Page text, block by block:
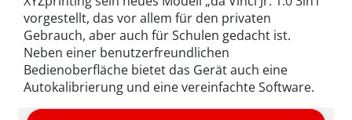
vorgestellt, das vor allem für den privaten
Gebrauch, aber auch für Schulen gedacht ist.
Neben einer benutzerfreundlichen
Bedienoberfläche bietet das Gerät auch eine
Autokalibrierung und eine vereinfachte Software.